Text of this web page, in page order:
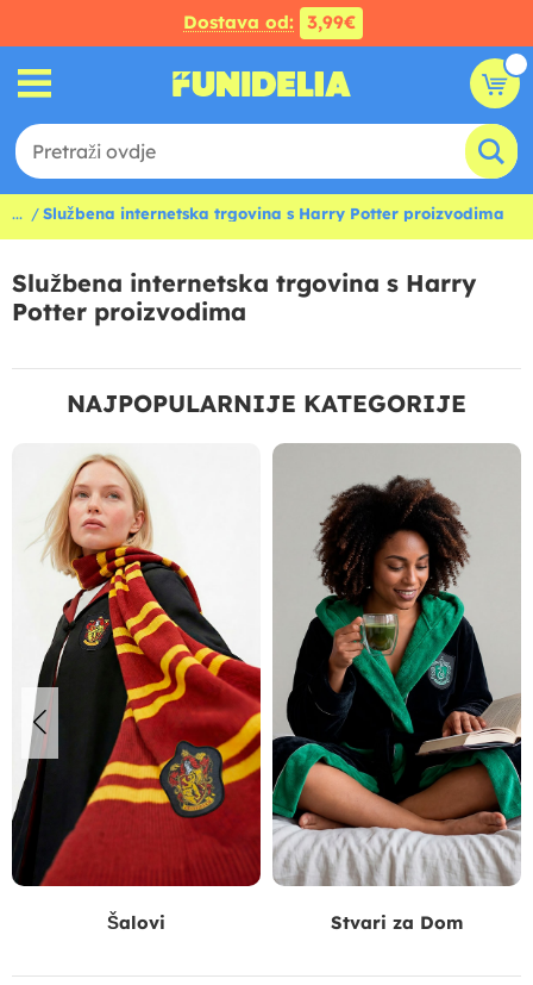
Dostava od: 3,99€
... Službena internetska trgovina s Harry Potter proizvodima
Službena internetska trgovina s Harry
Potter proizvodima
NAJPOPULARNIJE KATEGORIJE
Šalovi Stvari za Dom